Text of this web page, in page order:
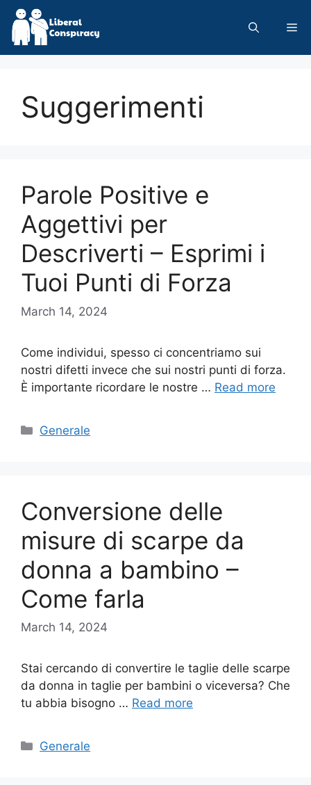
Skip
content
Suggerimenti
Parole Positive e
Aggettivi per
Descriverti – Esprimi i
Tuoi Punti di Forza
March 14, 2024
Come individui, spesso ci concentriamo sui
nostri difetti invece che sui nostri punti di forza.
È importante ricordare le nostre … Read more
Categories
Generale
Conversione delle
misure di scarpe da
donna a bambino –
Come farla
March 14, 2024
Stai cercando di convertire le taglie delle scarpe
da donna in taglie per bambini o viceversa? Che
tu abbia bisogno … Read more
Categories
Generale